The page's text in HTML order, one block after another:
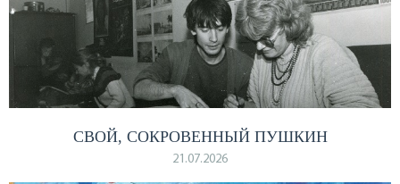
СВОЙ, СОКРОВЕННЫЙ ПУШКИН
21.07.2026